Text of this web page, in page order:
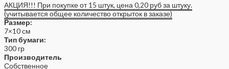
АКЦИЯ!!! При покупке от 15 штук, цена 0,20 руб за штуку.
(учитывается общее количество открыток в заказе)
Размер:
7×10 см
Тип бумаги:
300 гр
Производитель
Собственное